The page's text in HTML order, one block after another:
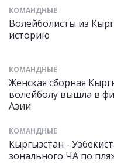
КОМАНДНЫЕ
Волейболисты из
историю
КОМАНДНЫЕ
Женская сборная
волейболу вышла в
Азии
КОМАНДНЫЕ
Кыргызстан -
зонального ЧА по